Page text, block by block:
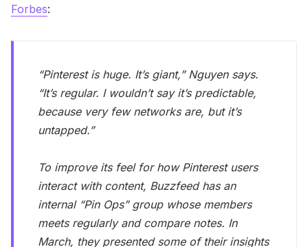
Forbes:
“Pinterest is huge. It’s giant,” Nguyen says.
“It’s regular. I wouldn’t say it’s predictable,
because very few networks are, but it’s
untapped.”
To improve its feel for how Pinterest users
interact with content, Buzzfeed has an
internal “Pin Ops” group whose members
meets regularly and compare notes. In
March, they presented some of their insights